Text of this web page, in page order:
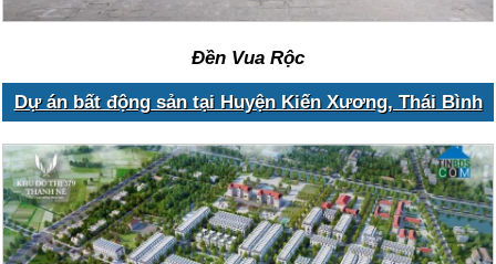
Đền Vua Rộc
Dự án bất động sản tại Huyện Kiến Xương, Thái Bình